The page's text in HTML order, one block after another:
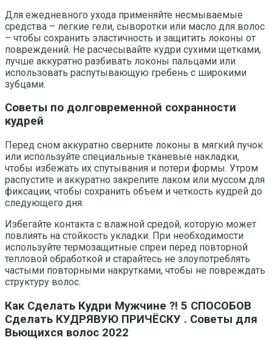
Для ежедневного ухода применяйте несмываемые
средства – легкие гели, сыворотки или масло для волос
– чтобы сохранить эластичность и защитить локоны от
повреждений. Не расчесывайте кудри сухими щетками,
лучше аккуратно разбивать локоны пальцами или
использовать распутывающую гребень с широкими
зубцами.
Советы по долговременной сохранности
кудрей
Перед сном аккуратно сверните локоны в мягкий пучок
или используйте специальные тканевые накладки,
чтобы избежать их спутывания и потери формы. Утром
распустите и аккуратно закрепите лаком или муссом для
фиксации, чтобы сохранить объем и четкость кудрей до
следующего дня.
Избегайте контакта с влажной средой, которую может
повлиять на стойкость укладки. При необходимости
используйте термозащитные спреи перед повторной
тепловой обработкой и старайтесь не злоупотреблять
частыми повторными накрутками, чтобы не повреждать
структуру волос.
Как Сделать Кудри Мужчине ?! 5 СПОСОБОВ
Сделать КУДРЯВУЮ ПРИЧЁСКУ . Советы для
Вьющихся волос 2022